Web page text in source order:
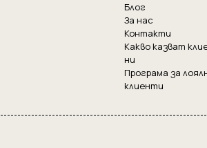
Блог
За нас
Контакти
Какво казват
ни
Програма за
клиенти